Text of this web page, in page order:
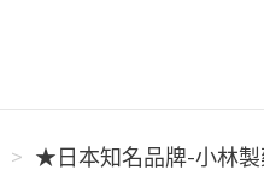
★日本知名品牌-小林